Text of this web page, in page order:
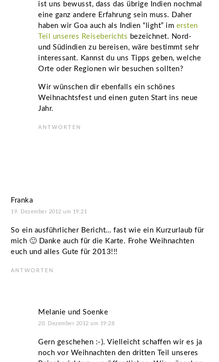
ist uns bewusst, dass das übrige Indien nochmal
eine ganz andere Erfahrung sein muss. Daher
haben wir Goa auch als Indien “light” im ersten
Teil unseres Reiseberichts bezeichnet. Nord-
und Südindien zu bereisen, wäre bestimmt sehr
interessant. Kannst du uns Tipps geben, welche
Orte oder Regionen wir besuchen sollten?
Wir wünschen dir ebenfalls ein schönes
Weihnachtsfest und einen guten Start ins neue
Jahr.
ANTWORTEN
Franka
19. Dezember 2012 um 19:21
So ein ausführlicher Bericht… fast wie ein Kurzurlaub für
mich 🙂 Danke auch für die Karte. Frohe Weihnachten
euch und alles Gute für 2013!!!
ANTWORTEN
Melanie und Soenke
20. Dezember 2012 um 19:28
Gern geschehen :-). Vielleicht schaffen wir es ja
noch vor Weihnachten den dritten Teil unseres